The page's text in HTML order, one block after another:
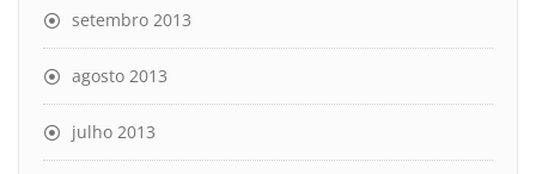
setembro 2013
agosto 2013
julho 2013